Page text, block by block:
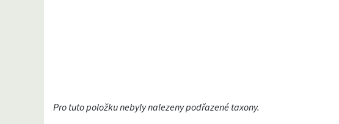
Pro tuto položku nebyly nalezeny podřazené taxony.